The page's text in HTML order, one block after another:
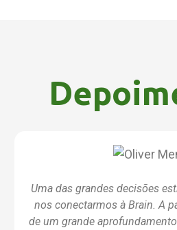
Uma das grandes decisões
nos conectarmos à Brain. A
de um grande